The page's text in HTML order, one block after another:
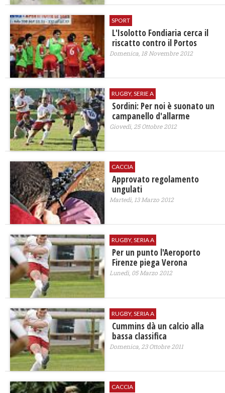
SPORT
L'Isolotto Fondiaria cerca il
riscatto contro il Portos
Domenica, 18 Novembre 2012
RUGBY, SERIE A
Sordini: Per noi è suonato un
campanello d'allarme
Giovedì, 25 Ottobre 2012
CACCIA
Approvato regolamento
ungulati
Martedì, 13 Marzo 2012
RUGBY, SERIA A
Per un punto l'Aeroporto
Firenze piega Verona
Lunedì, 05 Marzo 2012
RUGBY, SERIA A
Cummins dà un calcio alla
bassa classifica
Domenica, 23 Ottobre 2011
CACCIA